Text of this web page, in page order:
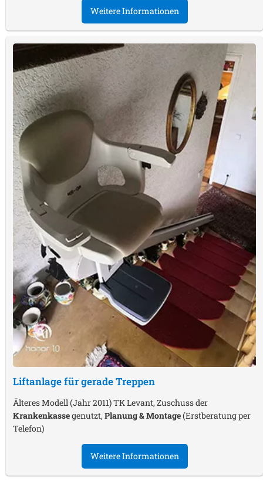
Weitere Informationen
Liftanlage für gerade Treppen
Älteres Modell (Jahr 2011) TK Levant, Zuschuss der
Krankenkassegenutzt,Planung & Montage(Erstberatung per
Telefon)
Weitere Informationen